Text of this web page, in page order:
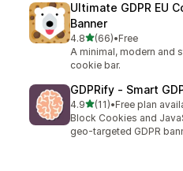
Ultimate GDPR EU
Banner
4.8별 5개 중
(66)
총 리뷰 66개
•Free
A minimal, modern and
cookie bar.
GDPRify ‑ Smart
4.9별 5개 중
(11)
총 리뷰 11개
•Free plan
Block Cookies and
geo-targeted GDPR